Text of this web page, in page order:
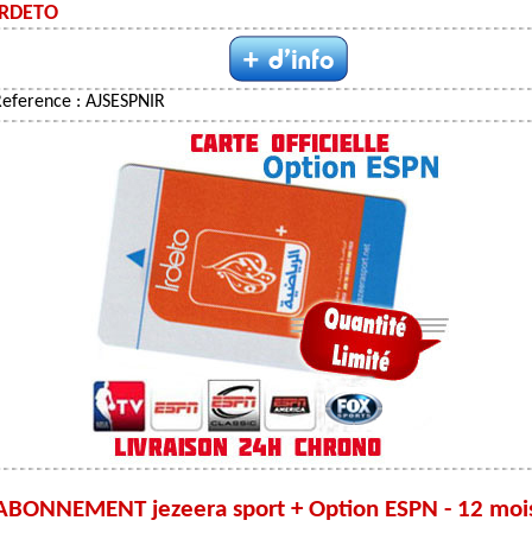
: AJSESPNIR
jezeera sport + Option ESPN - 12